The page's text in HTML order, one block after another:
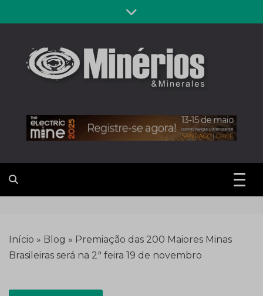
to
Revista
Minérios &
Minerales
Início » Blog » Premiação das 200 Maiores Minas
Brasileiras será na 2ª feira 19 de novembro